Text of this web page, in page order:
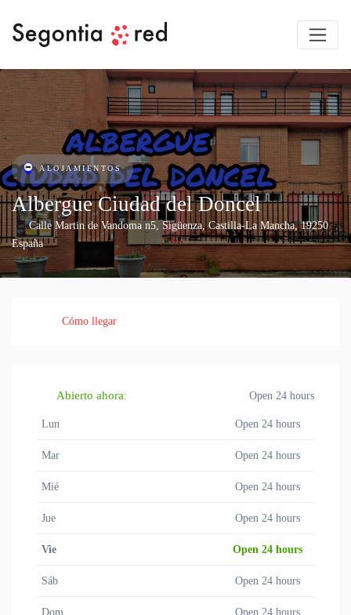
ALOJAMIENTOS
Albergue Ciudad del Doncel
Calle Martin de Vandoma n5, Sigüenza,Castilla-La Mancha,19250
España
Cómo llegar
Abierto ahora: Open 24 hours
Lun Open 24 hours
Mar Open 24 hours
Mié Open 24 hours
Jue Open 24 hours
Vie Open 24 hours
Sáb Open 24 hours
Dom Open 24 hours